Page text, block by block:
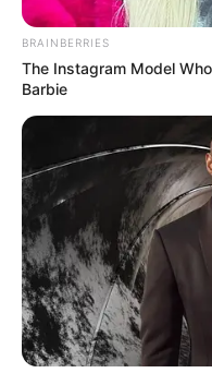
BRAINBERRIES
The Instagram Model
Barbie